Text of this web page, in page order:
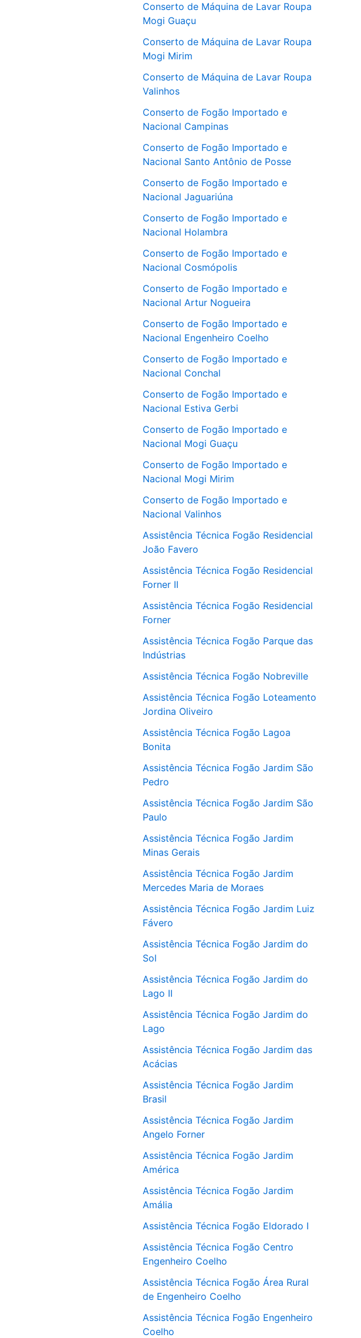
Conserto de Máquina de Lavar Roupa
Mogi Guaçu
Conserto de Máquina de Lavar Roupa
Mogi Mirim
Conserto de Máquina de Lavar Roupa
Valinhos
Conserto de Fogão Importado e
Nacional Campinas
Conserto de Fogão Importado e
Nacional Santo Antônio de Posse
Conserto de Fogão Importado e
Nacional Jaguariúna
Conserto de Fogão Importado e
Nacional Holambra
Conserto de Fogão Importado e
Nacional Cosmópolis
Conserto de Fogão Importado e
Nacional Artur Nogueira
Conserto de Fogão Importado e
Nacional Engenheiro Coelho
Conserto de Fogão Importado e
Nacional Conchal
Conserto de Fogão Importado e
Nacional Estiva Gerbi
Conserto de Fogão Importado e
Nacional Mogi Guaçu
Conserto de Fogão Importado e
Nacional Mogi Mirim
Conserto de Fogão Importado e
Nacional Valinhos
Assistência Técnica Fogão Residencial
João Favero
Assistência Técnica Fogão Residencial
Forner II
Assistência Técnica Fogão Residencial
Forner
Assistência Técnica Fogão Parque das
Indústrias
Assistência Técnica Fogão Nobreville
Assistência Técnica Fogão Loteamento
Jordina Oliveiro
Assistência Técnica Fogão Lagoa
Bonita
Assistência Técnica Fogão Jardim São
Pedro
Assistência Técnica Fogão Jardim São
Paulo
Assistência Técnica Fogão Jardim
Minas Gerais
Assistência Técnica Fogão Jardim
Mercedes Maria de Moraes
Assistência Técnica Fogão Jardim Luiz
Fávero
Assistência Técnica Fogão Jardim do
Sol
Assistência Técnica Fogão Jardim do
Lago II
Assistência Técnica Fogão Jardim do
Lago
Assistência Técnica Fogão Jardim das
Acácias
Assistência Técnica Fogão Jardim
Brasil
Assistência Técnica Fogão Jardim
Angelo Forner
Assistência Técnica Fogão Jardim
América
Assistência Técnica Fogão Jardim
Amália
Assistência Técnica Fogão Eldorado I
Assistência Técnica Fogão Centro
Engenheiro Coelho
Assistência Técnica Fogão Área Rural
de Engenheiro Coelho
Assistência Técnica Fogão Engenheiro
Coelho